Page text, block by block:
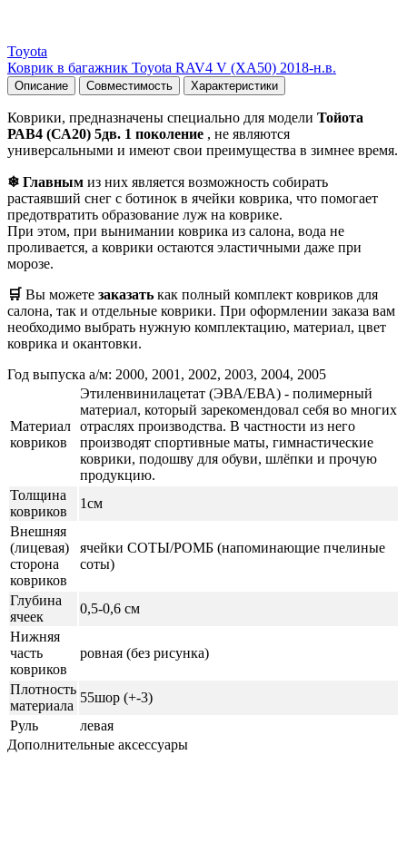
Toyota
Коврик в багажник Toyota RAV4 V (XA50) 2018-н.в.
Описание Совместимость Характеристики
Коврики, предназначены специально для модели Тойота
РАВ4 (СА20) 5дв. 1 поколение , не являются
универсальными и имеют свои преимущества в зимнее время.
❄ Главным из них является возможность собирать
растаявший снег с ботинок в ячейки коврика, что помогает
предотвратить образование луж на коврике.
При этом, при вынимании коврика из салона, вода не
проливается, а коврики остаются эластичными даже при
морозе.
🛒 Вы можете заказать как полный комплект ковриков для
салона, так и отдельные коврики. При оформлении заказа вам
необходимо выбрать нужную комплектацию, материал, цвет
коврика и окантовки.
Год выпуска а/м: 2000, 2001, 2002, 2003, 2004, 2005
Материал
ковриков
Этиленвинилацетат (ЭВА/ЕВА) - полимерный
материал, который зарекомендовал себя во многих
отраслях производства. В частности из него
производят спортивные маты, гимнастические
коврики, подошву для обуви, шлёпки и прочую
продукцию.
Толщина
ковриков
1см
Внешняя
(лицевая)
сторона
ковриков
ячейки СОТЫ/РОМБ (напоминающие пчелиные
соты)
Глубина
ячеек
0,5-0,6 см
Нижняя
часть
ковриков
ровная (без рисунка)
Плотность
материала
55шор (+-3)
Руль
левая
Дополнительные аксессуары